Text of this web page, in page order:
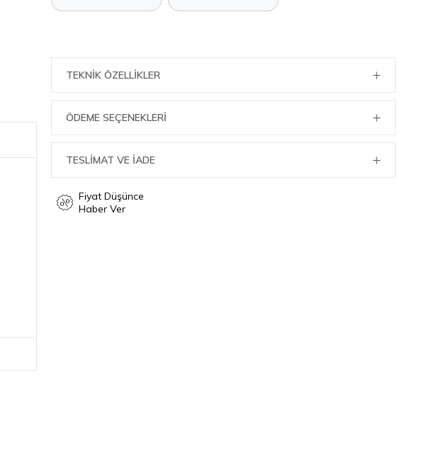
TEKNIK ÖZELLIKLER
ÖDEME SEÇENEKLERI
TESLİMAT VE İADE
Fiyat Düşünce
Haber Ver